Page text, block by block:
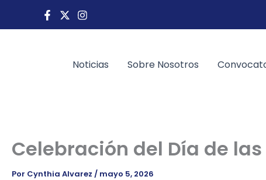
Noticias Sobre Nosotros
Celebración del Día de
Por Cynthia Alvarez / mayo 5, 2026